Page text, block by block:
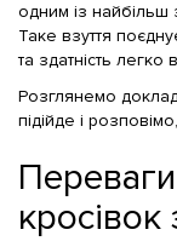
одним із найбільш
Таке взуття
та здатність легко
Розглянемо
підійде і
кросівок